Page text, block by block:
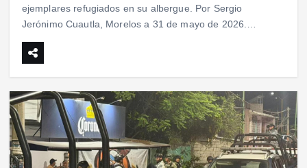
ejemplares refugiados en su albergue. Por Sergio
Jerónimo Cuautla, Morelos a 31 de mayo de 2026.…